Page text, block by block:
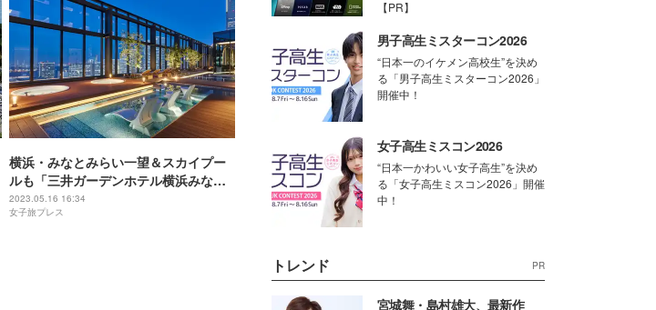
横浜・みなとみらい一望＆スカイプー
ルも「三井ガーデンホテル横浜みなと
みらいプレミア」開業
2023.05.16 16:34
女子旅プレス
【PR】
男子高生ミスターコン2026
“日本一のイケメン高校生”を決め
る「男子高生ミスターコン2026」
開催中！
女子高生ミスコン2026
“日本一かわいい女子高生”を決め
る「女子高生ミスコン2026」開催
中！
トレンド PR
宮城舞・島村雄大、最新作